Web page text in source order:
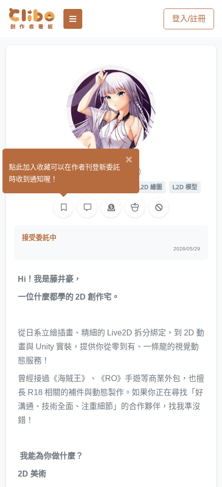
登入/註冊
藤井豪 (0)
L2D 繪圖 L2D 模型
接受委託中
2026/05/29
Hi！我是藤井豪，
一位什麼都學的 2D 創作宅。
從日系立繪插畫、精細的 Live2D 拆分綁定，到 2D 動
畫與 Unity 實裝，提供你從零到有、一條龍的視覺動
態服務！
曾經接過《海賊王》、《RO》手遊等商業外包，也擅
長 R18 相關的補件與動態製作。如果你正在尋找「好
溝通、技術全面、注重細節」的合作夥伴，找我準沒
錯！
我能為你做什麼？
2D 美術
×
點此加入收藏可以在作者刊登新委託
時收到通知喔！